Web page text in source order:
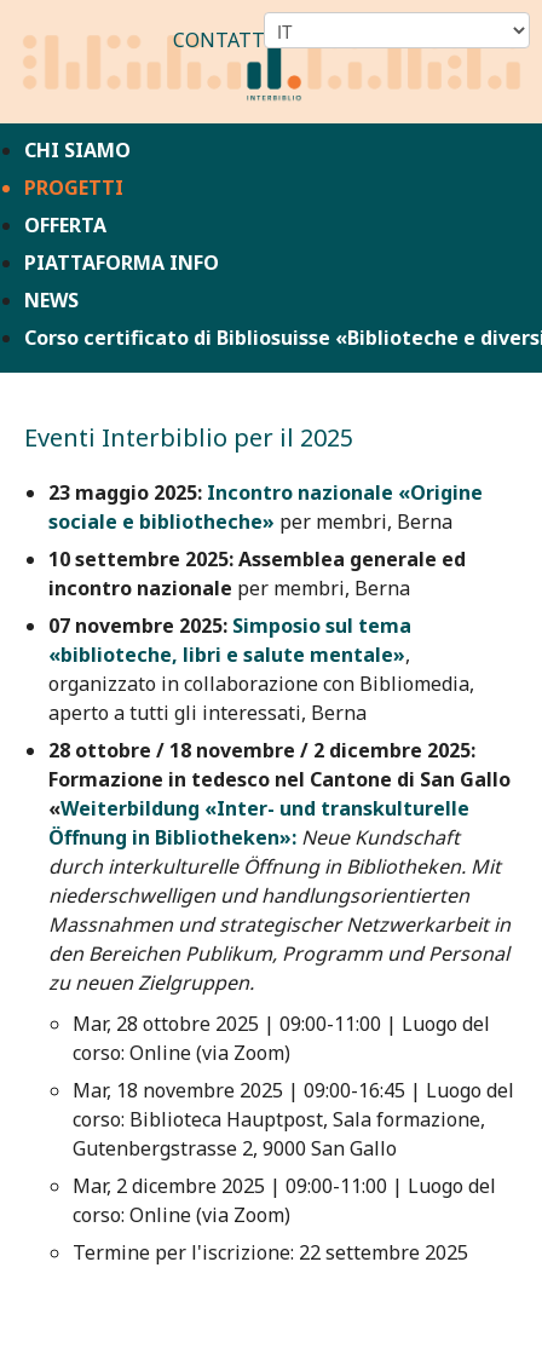
CONTATTO
CHI SIAMO
PROGETTI
OFFERTA
PIATTAFORMA INFO
NEWS
Corso certificato di Bibliosuisse «Biblioteche e
Eventi Interbiblio per il 2025
23 maggio 2025: Incontro nazionale «Origine
sociale e bibliotheche» per membri, Berna
10 settembre 2025:Assemblea generale ed
incontro nazionale per membri, Berna
07 novembre 2025: Simposio sul tema
«biblioteche, libri e salute mentale»,
organizzato in collaborazione con Bibliomedia,
aperto a tutti gli interessati, Berna
28 ottobre / 18 novembre / 2 dicembre 2025:
Formazione in tedesco nel Cantone di San Gallo
«Weiterbildung «Inter- und transkulturelle
Öffnung in Bibliotheken»: Neue Kundschaft
durch interkulturelle Öffnung in Bibliotheken. Mit
niederschwelligen und handlungsorientierten
Massnahmen und strategischer Netzwerkarbeit in
den Bereichen Publikum, Programm und Personal
zu neuen Zielgruppen.
Mar, 28 ottobre 2025 | 09:00-11:00 | Luogo del
corso: Online (via Zoom)
Mar, 18 novembre 2025 | 09:00-16:45 | Luogo del
corso: Biblioteca Hauptpost, Sala formazione,
Gutenbergstrasse 2, 9000 San Gallo
Mar, 2 dicembre 2025 | 09:00-11:00 | Luogo del
corso: Online (via Zoom)
Termine per l'iscrizione: 22 settembre 2025